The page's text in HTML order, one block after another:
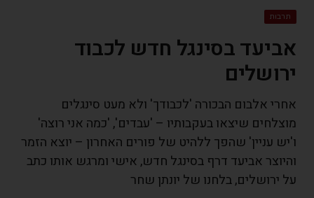
תרבות
אביעד בסינגל חדש לכבוד
ירושלים
אחרי אלבום הבכורה 'לכבודך' ולא מעט סינגלים
מוצלחים שיצאו בעקבותיו – 'עבדים', 'כמה אני רוצה'
ו'יש עניין' שהפך ללהיט של פורים האחרון – יוצא הזמר
והיוצר אביעד דרף בסינגל חדש, אישי ומרגש אותו כתב
על ירושלים, בלחנו של יונתן שחר